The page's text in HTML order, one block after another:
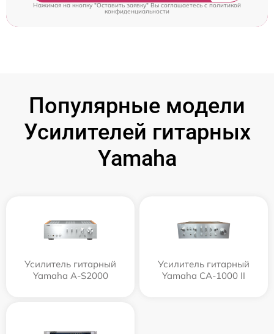
Нажимая на кнопку "Оставить заявку" Вы соглашаетесь cполитикой
конфиденциальности
Популярные модели
Усилителей гитарных
Yamaha
Усилитель гитарный
Yamaha A-S2000
Усилитель гитарный
Yamaha CA-1000 II